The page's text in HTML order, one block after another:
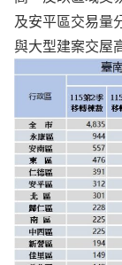
及安平區交易量
與大型建案交屋